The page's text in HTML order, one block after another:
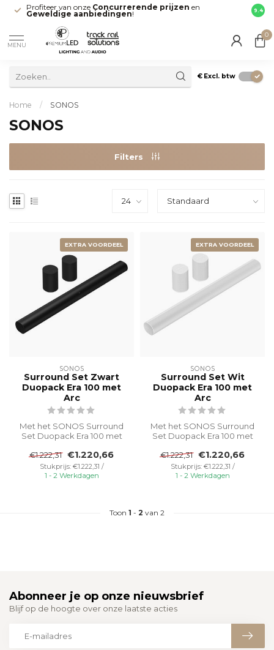
Profiteer van onze Concurrerende prijzen en
Geweldige aanbiedingen! direct
9.4
MENU
0
€ Excl. btw
Home / SONOS
SONOS
Filters
EXTRA VOORDEEL
SONOS
Surround Set Zwart
Duopack Era 100 met
Arc
Met het SONOS Surround
Set Duopack Era 100 met
bioscoope...
€1.222,31 €1.220,66
Stukprijs: €1.222,31 /
1 - 2 Werkdagen
EXTRA VOORDEEL
SONOS
Surround Set Wit
Duopack Era 100 met
Arc
Met het SONOS Surround
Set Duopack Era 100 met
bioscoope...
€1.222,31 €1.220,66
Stukprijs: €1.222,31 /
1 - 2 Werkdagen
Toon 1 - 2 van 2
Abonneer je op onze nieuwsbrief
Blijf op de hoogte over onze laatste acties